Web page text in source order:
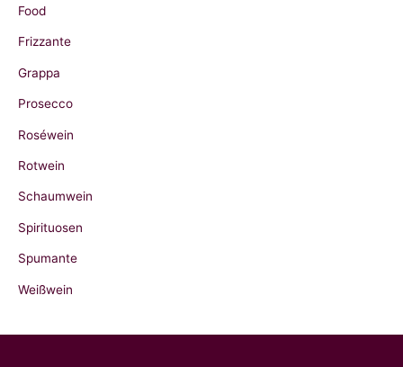
:
Food
Frizzante
Grappa
Prosecco
Roséwein
Rotwein
Schaumwein
Spirituosen
Spumante
Weißwein